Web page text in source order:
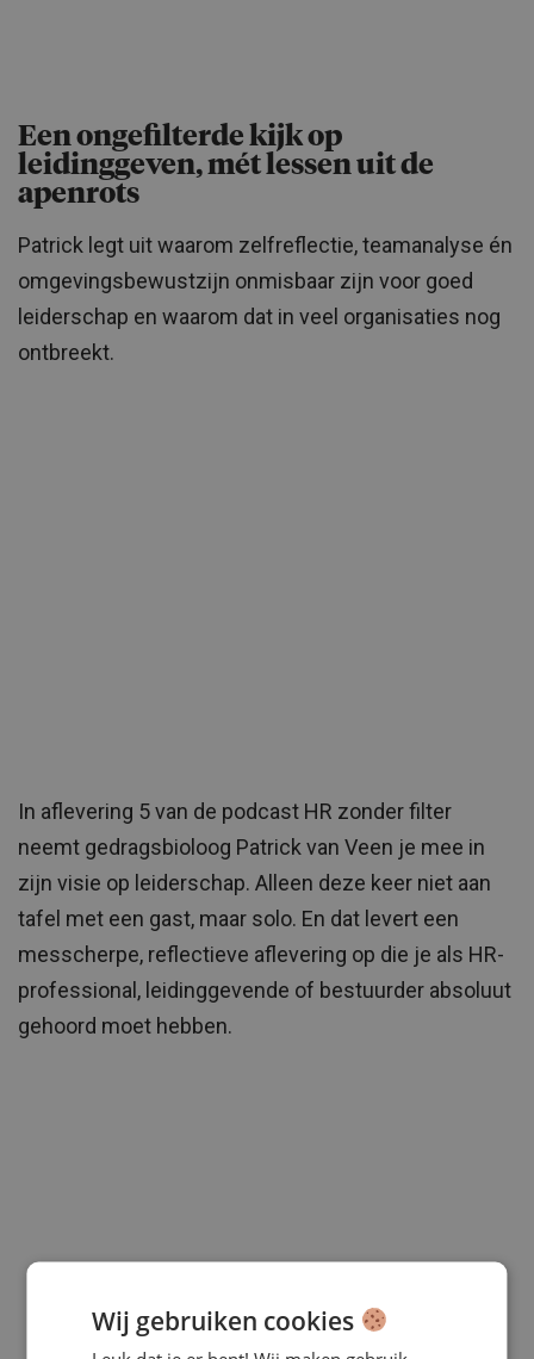
Een ongefilterde kijk op
leidinggeven, mét lessen uit de
apenrots
Patrick legt uit waarom zelfreflectie, teamanalyse én
omgevingsbewustzijn onmisbaar zijn voor goed
leiderschap en waarom dat in veel organisaties nog
ontbreekt.
In aflevering 5 van de podcast HR zonder filter
neemt gedragsbioloog Patrick van Veen je mee in
zijn visie op leiderschap. Alleen deze keer niet aan
tafel met een gast, maar solo. En dat levert een
messcherpe, reflectieve aflevering op die je als HR-
professional, leidinggevende of bestuurder absoluut
gehoord moet hebben.
Wij gebruiken cookies